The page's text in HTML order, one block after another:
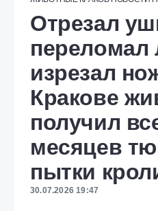
Отрезал
переломал
изрезал
Кракове
получил
месяцев
пытки
30.07.2026 19:47